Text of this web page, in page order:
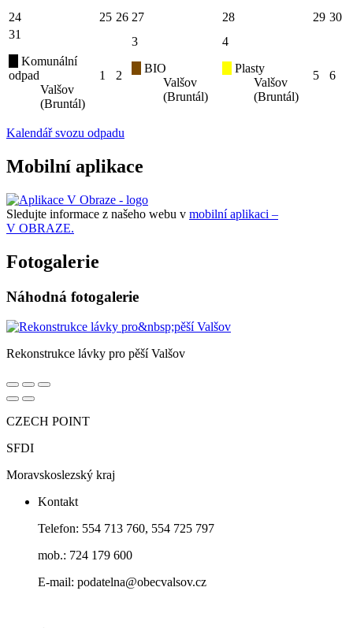
24 25 26 27 28 29 30
31
Komunální
odpad
Valšov
(Bruntál)
1 2
3
BIO
Valšov
(Bruntál)
4
Plasty
Valšov
(Bruntál)
5 6
Kalendář svozu odpadu
Mobilní aplikace
Sledujte informace z našeho webu v mobilní aplikaci –
V OBRAZE.
Fotogalerie
Náhodná fotogalerie
Rekonstrukce lávky pro pěší Valšov
CZECH POINT
SFDI
Moravskoslezský kraj
Kontakt
Telefon: 554 713 760, 554 725 797
mob.: 724 179 600
E-mail: podatelna@obecvalsov.cz